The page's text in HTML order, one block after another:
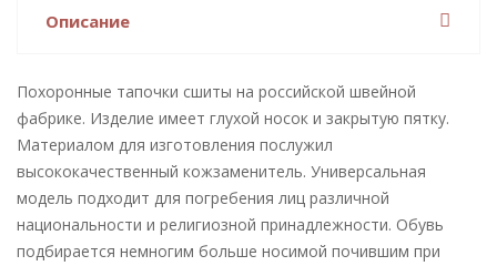
Описание
Похоронные тапочки сшиты на российской швейной
фабрике. Изделие имеет глухой носок и закрытую пятку.
Материалом для изготовления послужил
высококачественный кожзаменитель. Универсальная
модель подходит для погребения лиц различной
национальности и религиозной принадлежности. Обувь
подбирается немногим больше носимой почившим при